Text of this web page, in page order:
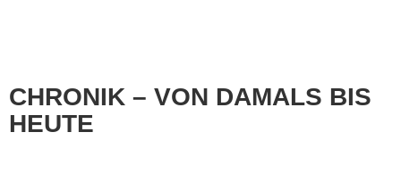
CHRONIK – VON DAMALS BIS
HEUTE